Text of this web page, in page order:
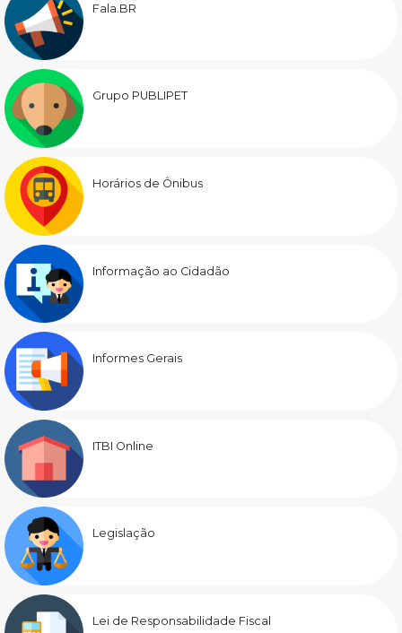
Fala.BR
Grupo PUBLIPET
Horários de Ônibus
Informação ao Cidadão
Informes Gerais
ITBI Online
Legislação
Lei de Responsabilidade Fiscal